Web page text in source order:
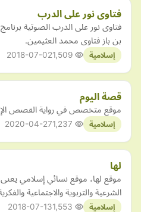
فتاوى نور على الدرب
فتاوى نور على الدرب الصوتية
بن باز فتاوى محمد العثيمين.
إسلامية 2018-07-02
قصة اليوم
موقع متخصص في رواية القصص
إسلامية 2020-04-27
لها
موقع لها، موقع نسائي إسلامي
الشرعية والتربوية والاجتماعية
إسلامية 2018-07-13